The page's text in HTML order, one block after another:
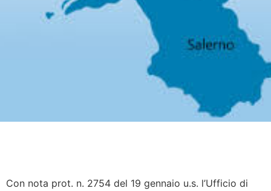
Con nota prot. n. 2754 del 19 gennaio u.s. l’Ufficio di